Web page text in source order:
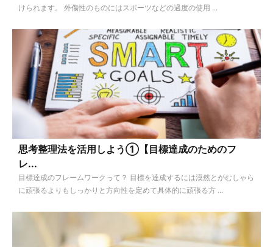
けられます。 外傷性のものにはスポーツなどの過度の使用 ...
思考整理法を活用しよう①【目標達成のためのフ
レ...
目標達成のフレームワークって？ 目標を達成するには漠然とがむしゃら
に頑張るよりもしっかりと方向性を定めて具体的に頑張る方 ...